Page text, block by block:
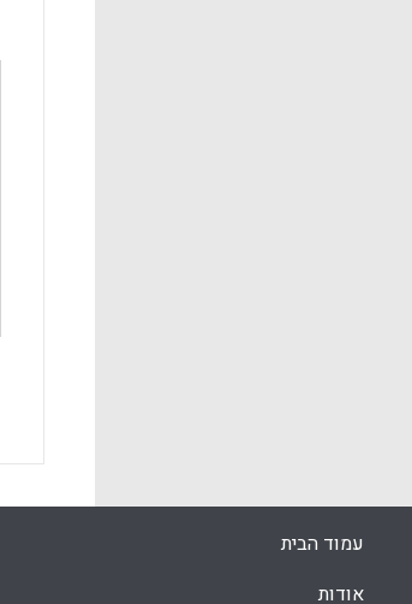
עמוד הבית
אודות